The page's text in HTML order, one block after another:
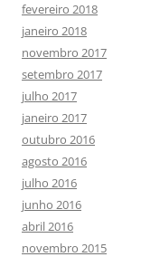
fevereiro 2018
janeiro 2018
novembro 2017
setembro 2017
julho 2017
janeiro 2017
outubro 2016
agosto 2016
julho 2016
junho 2016
abril 2016
novembro 2015